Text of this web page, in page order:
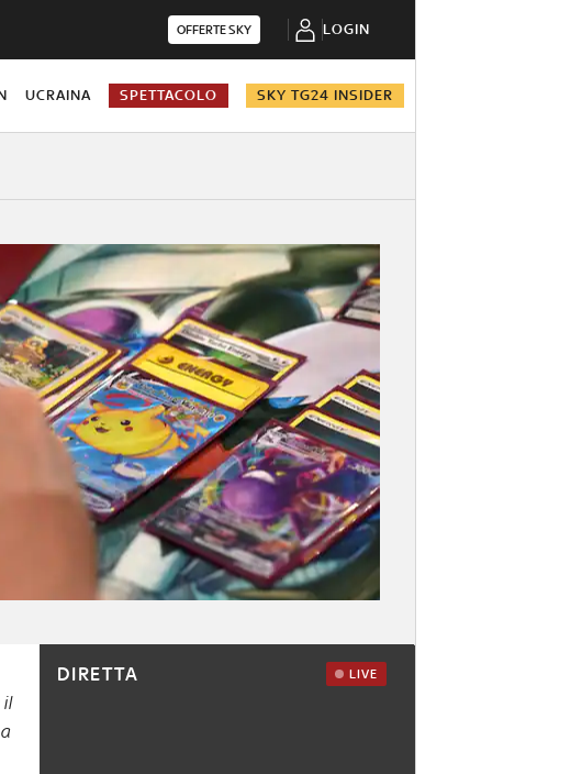
OFFERTE SKY LOGIN
UCRAINA SPETTACOLO SKY TG24 INSIDER
il
DIRETTA LIVE